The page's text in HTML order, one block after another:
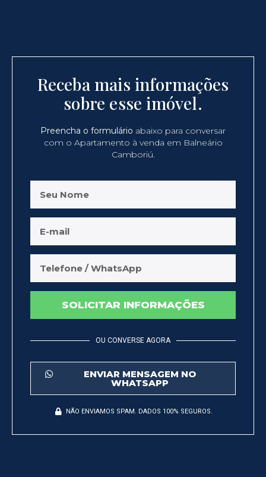
Receba mais informações
sobre esse imóvel.
Preencha o formulário abaixo para conversar
com o Apartamento à venda em Balneário
Camboriú.
SOLICITAR INFORMAÇÕES
OU CONVERSE AGORA
ENVIAR MENSAGEM NO
WHATSAPP
NÃO ENVIAMOS SPAM. DADOS 100% SEGUROS.